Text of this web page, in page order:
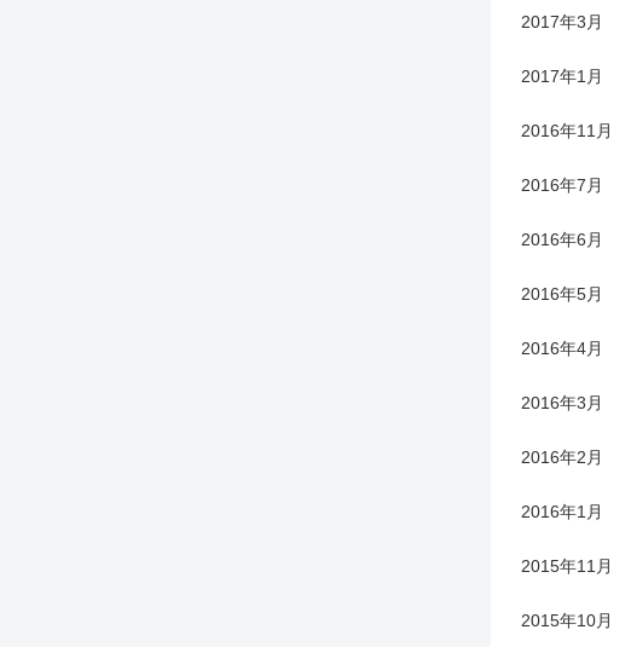
2017年3月
2017年1月
2016年11月
2016年7月
2016年6月
2016年5月
2016年4月
2016年3月
2016年2月
2016年1月
2015年11月
2015年10月